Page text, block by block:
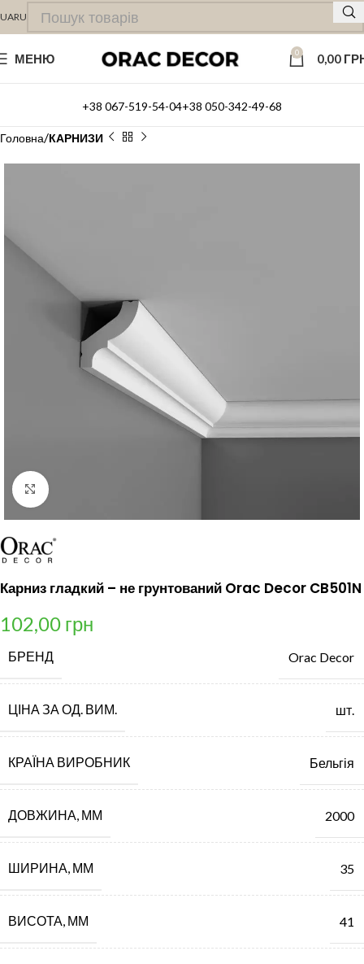
UARU
МЕНЮ 0 0,00
+38 067-519-54-04+38 050-342-49-68
Головна КАРНИЗИ
Клацніть, щоб збільшити
Карниз гладкий – не грунтований Orac Decor CB501N
102,00 грн
БРЕНД Orac Decor
ЦІНА ЗА ОД. ВИМ. шт.
КРАЇНА ВИРОБНИК Бельгія
ДОВЖИНА, ММ 2000
ШИРИНА, ММ 35
ВИСОТА, ММ 41